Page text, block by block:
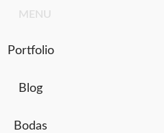
Ir
contenido
MENU
Portfolio
Blog
Bodas